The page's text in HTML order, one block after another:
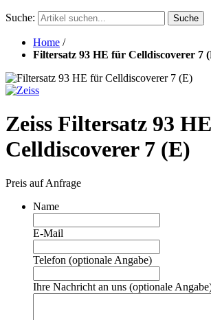
Suche: Suche
Home /
Filtersatz 93 HE für Celldiscoverer 7
Zeiss Filtersatz 93
Celldiscoverer 7 (E)
Preis auf Anfrage
Name
E-Mail
Telefon (optionale Angabe)
Ihre Nachricht an uns (optionale